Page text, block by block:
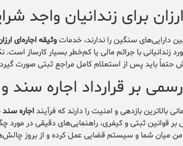
برای زندانیان واجد
دارایی‌های سنگین را ندارند، خدماتوثیقه اجاره‌ای
زندانیانی با جرائم مالی یا کم‌خطر بسیار کارساز است.
حتماً باید پس از استعلام کامل مراجع ثبتی صورت
بر قرارداد اجاره سند
بالاترین بازدهی و امنیت را دارند که فرآینداجاره
قوانین ثبتی و کیفری، راهنمایی‌های دقیقی در مورد
میان شما و سیستم قضایی عمل کرده و از بروز